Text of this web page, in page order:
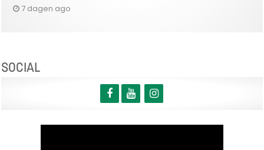
7 dagen ago
SOCIAL